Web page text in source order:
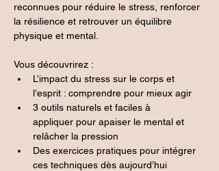
reconnues pour réduire le stress, renforcer
la résilience et retrouver un équilibre
physique et mental.
Vous découvrirez :
L’impact du stress sur le corps et
l’esprit : comprendre pour mieux agir
3 outils naturels et faciles à
appliquer pour apaiser le mental et
relâcher la pression
Des exercices pratiques pour intégrer
ces techniques dès aujourd’hui